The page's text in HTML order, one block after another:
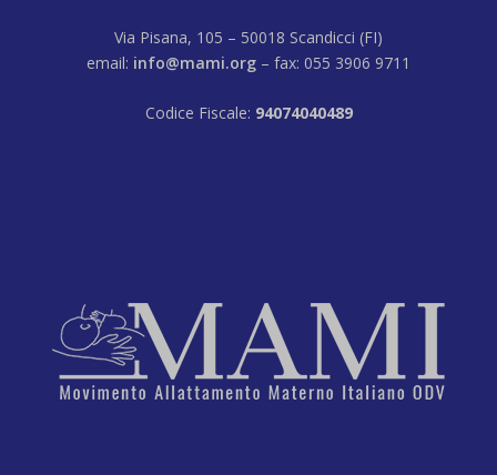
Via Pisana, 105 – 50018 Scandicci (FI)
email: info@mami.org – fax: 055 3906 9711
Codice Fiscale: 94074040489